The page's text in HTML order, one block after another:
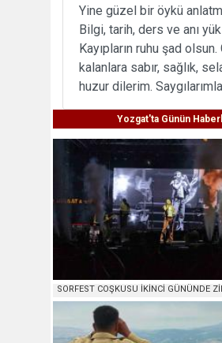
Yine güzel bir öykü
Bilgi, tarih, ders ve anı
Kayıpların ruhu şad olsun.
kalanlara sabır, sağlık,
huzur dilerim.
Yozgat'ta Günün
SORFEST COŞKUSU İKİNCİ GÜNÜNDE